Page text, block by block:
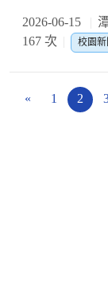
2026-06-15
167 次
校園新
« 1 2